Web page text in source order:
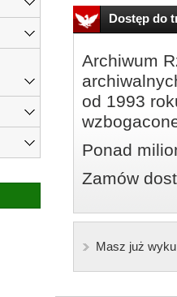
Dostęp do
Archiwum
od 1993
Ponad
Zamów
Masz już